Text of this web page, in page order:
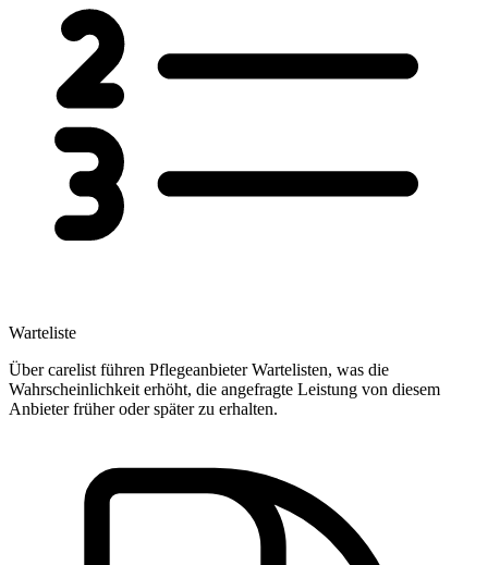
Warteliste
Über carelist führen Pflegeanbieter Wartelisten, was die
Wahrscheinlichkeit erhöht, die angefragte Leistung von diesem
Anbieter früher oder später zu erhalten.